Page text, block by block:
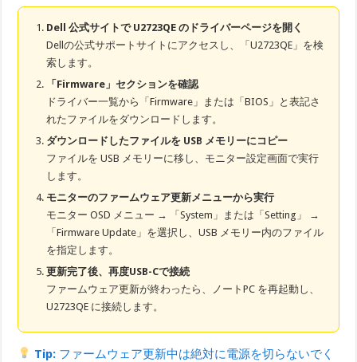
Dell 公式サイトで U2723QE のドライバーページを開く
Dellの公式サポートサイトにアクセスし、「U2723QE」を検
索します。
「Firmware」セクションを確認
ドライバー一覧から「Firmware」または「BIOS」と表記さ
れたファイルをダウンロードします。
ダウンロードしたファイルを USB メモリーにコピー
ファイルを USB メモリーに移し、モニター設定画面で実行
します。
モニターのファームウェア更新メニューから実行
モニター OSD メニュー → 「System」または「Setting」 →
「Firmware Update」を選択し、USB メモリー内のファイル
を指定します。
更新完了後、再度USB-Cで接続
ファームウェア更新が終わったら、ノートPC を再起動し、
U2723QE に接続します。
Tip: ファームウェア更新中は絶対に電源を切らないでく